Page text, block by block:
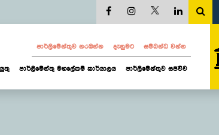
පාර්ලි‌මේන්තුව නරඹන්න දැනුමට සම්බන්ධ වන්න
පාර්ලිමේන්තු මහලේකම් කාර්යාලය පාර්ලිමේන්තුව සජීවීව